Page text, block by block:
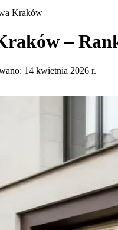
Kraków
–
14 kwietnia 2026 r.